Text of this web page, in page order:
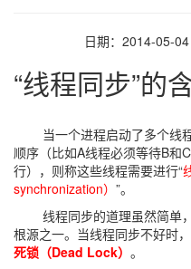
日期：2014-05-
“线程同步”的
当一个进程启动了多个线程
顺序（比如A线程必须等待B和
行），则称这些线程需要进行“
synchronization） ”。
线程同步的道理虽然简单，
根源之一。当线程同步不好时
死锁（Dead Lock） 。